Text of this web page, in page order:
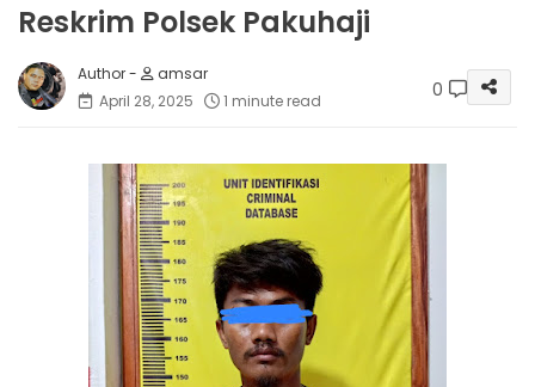
Reskrim Polsek Pakuhaji
amsar
April 28, 2025
1 minute read 0